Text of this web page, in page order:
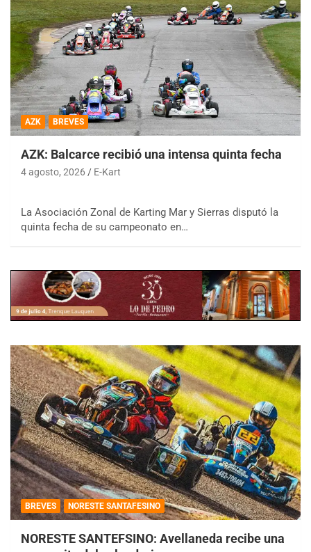
AZK BREVES
AZK: Balcarce recibió una intensa quinta fecha
4 agosto, 2026 E-Kart
La Asociación Zonal de Karting Mar y Sierras disputó la
quinta fecha de su campeonato en…
BREVES NORESTE SANTAFESINO
NORESTE SANTEFSINO: Avellaneda recibe una